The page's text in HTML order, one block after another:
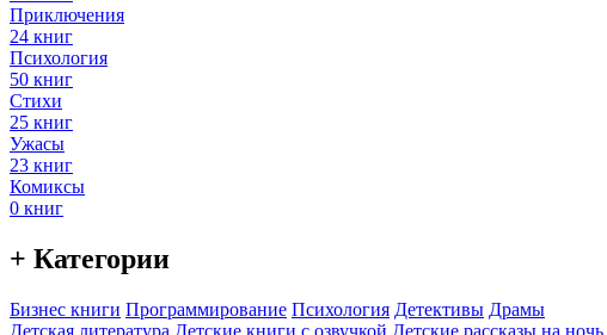
Приключения
24 книг
Психология
50 книг
Стихи
25 книг
Ужасы
23 книг
Комиксы
0 книг
+ Категории
Бизнес книги Программирование Психология Детективы Драмы